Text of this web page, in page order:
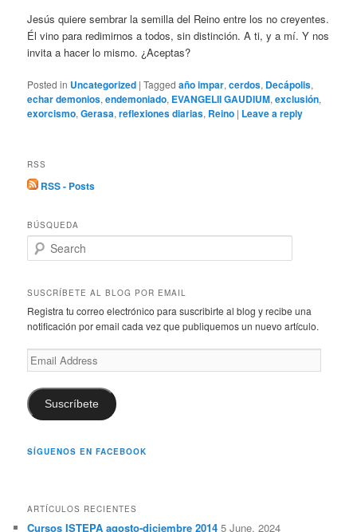
Jesús quiere sembrar la semilla del Reino entre los no creyentes.
Él vino para redimirnos a todos, sin distinción. A ti, y a mí. Y nos
invita a hacer lo mismo. ¿Aceptas?
Posted in Uncategorized |Tagged año impar,cerdos, Decápolis,
echar demonios,endemoniado, EVANGELII GAUDIUM,exclusión,
exorcismo,Gerasa,reflexiones diarias, Reino | Leave a reply
RSS
RSS - Posts
BÚSQUEDA
e
r
h
SUSCRÍBETE AL BLOG POR EMAIL
Registra tu correo electrónico para suscribirte al blog y recibe una
notificación por email cada vez que publiquemos un nuevo artículo.
Email
Address
Suscríbete
SÍGUENOS EN FACEBOOK
ARTÍCULOS RECIENTES
Cursos ISTEPA agosto-diciembre 2014 5 June, 2024